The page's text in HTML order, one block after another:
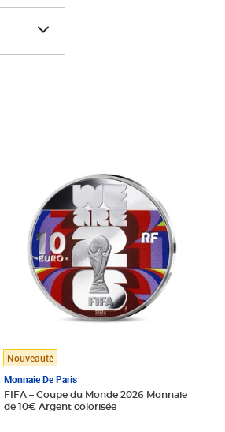
Nouveauté
Monnaie De Paris
FIFA – Coupe du Monde 2026 Monnaie
de 10€ Argent colorisée